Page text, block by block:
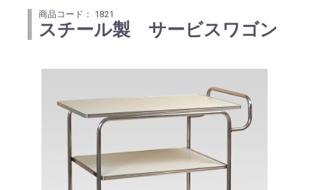
商品コード： 1821
スチール製 サービスワゴン